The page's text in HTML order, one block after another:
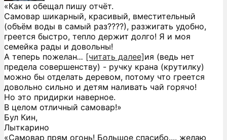
«Как и обещал пишу отчёт.
Самовар шикарный, красивый, вместительный
(объём воды в самый раз????), разжигать удобно,
греется быстро, тепло держит долго! Я и моя
семейка рады и довольны!
А теперь пожелан... [читать далее]ия (ведь нет
предела совершенству) - ручку крана (крутилку)
можно бы отделать деревом, потому что греется
довольно сильно и детям наливать чай горячо!
Но это придирки наверное.
В целом отличный самовар!»
Бул Кин,
Лыткарино
«Самовар прям огонь! Большое спасибо.... желаю